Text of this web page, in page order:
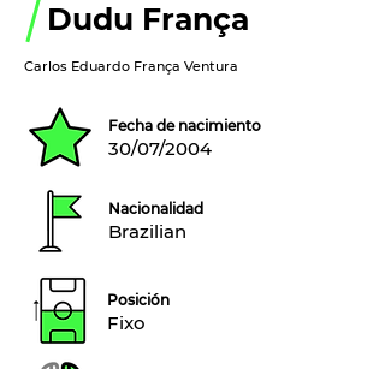
Dudu França
Carlos Eduardo França Ventura
Fecha de nacimiento
30/07/2004
Nacionalidad
Brazilian
Posición
Fixo